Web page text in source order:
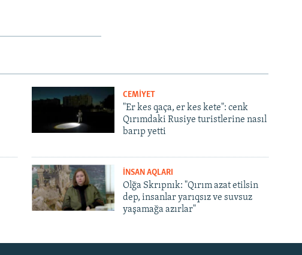
480p 1080p
CEMİYET
"Er kes qaça, er kes kete": cenk
Qırımdaki Rusiye turistlerine nasıl
barıp yetti
İNSAN AQLARI
Olğa Skrıpnık: "Qırım azat etilsin
dep, insanlar yarıqsız ve suvsuz
yaşamağa azırlar"